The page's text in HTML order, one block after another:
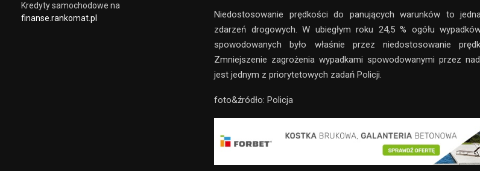
Niedostosowanie prędkości do panujących warunków to
zdarzeń drogowych. W ubiegłym roku 24,5 % ogółu
spowodowanych było właśnie przez niedostosowanie
Zmniejszenie zagrożenia wypadkami spowodowanymi przez
jest jednym z priorytetowych zadań Policji.
foto&źródło: Policja
Kredyty samochodowe na
finanse.rankomat.pl